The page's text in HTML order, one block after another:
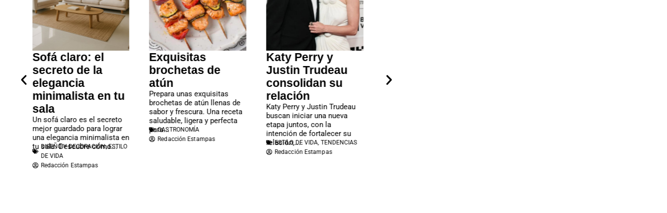
Exquisitas
brochetas de
atún
Prepara unas exquisitas
brochetas de atún llenas de
sabor y frescura. Una receta
saludable, ligera y perfecta
para...
GASTRONOMÍA
Redacción Estampas
Katy Perry y
Justin Trudeau
consolidan su
relación
Katy Perry y Justin Trudeau
buscan iniciar una nueva
etapa juntos, con la
intención de fortalecer su
relación,...
ESTILO DE VIDA,
Nicole Kidman y
Sandra Bullock:
el reencuentro
del icónico dúo
de los 90
Las actrices Sandra Bullock
y Nicole Kidman retomarán
sus papeles de Sally y Gillian
Owens en esta nueva...
ESTILO DE VIDA,TENDENCIAS
Redacción Estampas